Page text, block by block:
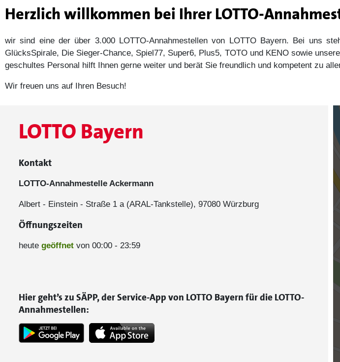
Herzlich willkommen bei Ihrer LOTTO-
wir sind eine der über 3.000 LOTTO-Annahmestellen von LOTTO Bayern. Bei uns
GlücksSpirale, Die Sieger-Chance, Spiel77, Super6, Plus5, TOTO und KENO sowie
geschultes Personal hilft Ihnen gerne weiter und berät Sie freundlich und kompetent zu
Wir freuen uns auf Ihren Besuch!
LOTTO Bayern
Kontakt
LOTTO-Annahmestelle Ackermann
Albert - Einstein - Straße 1 a (ARAL-Tankstelle), 97080 Würzburg
Öffnungszeiten
heute geöffnet von 00:00 - 23:59
Hier geht’s zu SÄPP, der Service-App von LOTTO Bayern für die LOTTO-
Annahmestellen: